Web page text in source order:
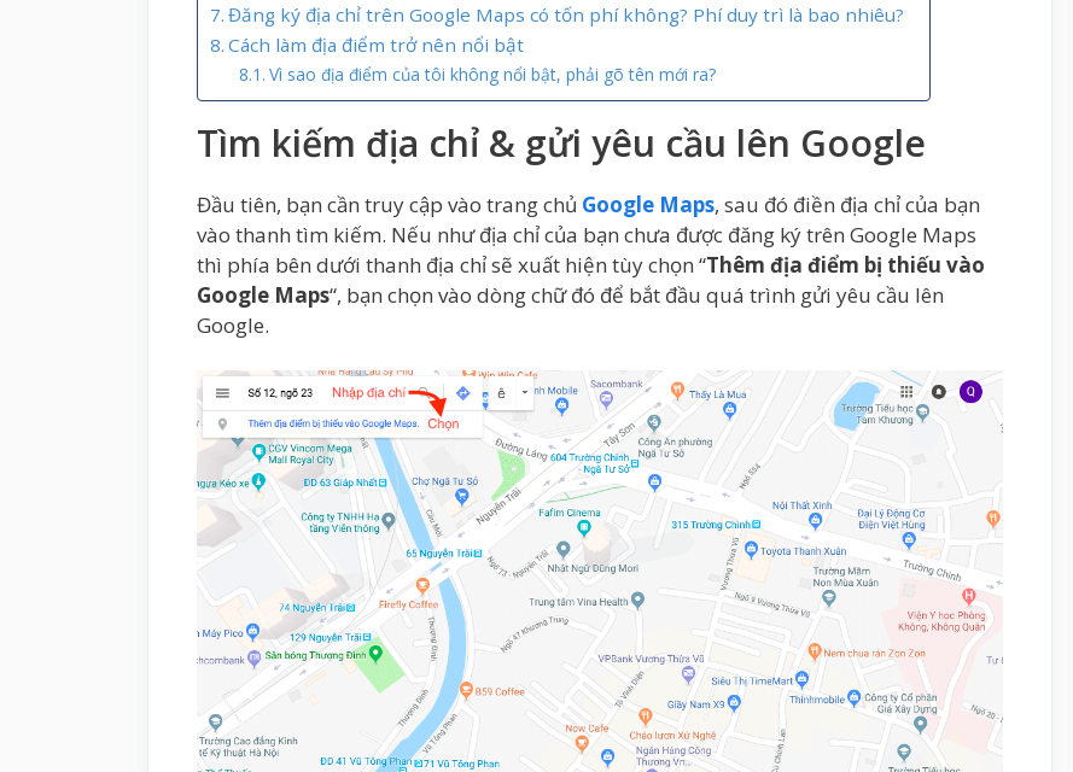
Đăng ký địa chỉ trên Google Maps có tốn phí không? Phí duy trì là bao nhiêu?
Cách làm địa điểm trở nên nổi bật
Vì sao địa điểm của tôi không nổi bật, phải gõ tên mới ra?
Tìm kiếm địa chỉ & gửi yêu cầu lên Google
Đầu tiên, bạn cần truy cập vào trang chủ Google Maps, sau đó điền địa chỉ của bạn
vào thanh tìm kiếm. Nếu như địa chỉ của bạn chưa được đăng ký trên Google Maps
thì phía bên dưới thanh địa chỉ sẽ xuất hiện tùy chọn “Thêm địa điểm bị thiếu vào
Google Maps“, bạn chọn vào dòng chữ đó để bắt đầu quá trình gửi yêu cầu lên
Google.